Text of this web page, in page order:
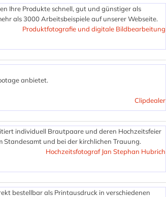
Ihre Produkte schnell, gut und günstiger als
als 3000 Arbeitsbeispiele auf unserer Webseite.
Produktfotografie und digitale Bildbearbeitung
anbietet.
Clipdealer
individuell Brautpaare und deren Hochzeitsfeier
Standesamt und bei der kirchlichen Trauung.
Hochzeitsfotograf Jan Stephan Hubrich
bestellbar als Printausdruck in verschiedenen